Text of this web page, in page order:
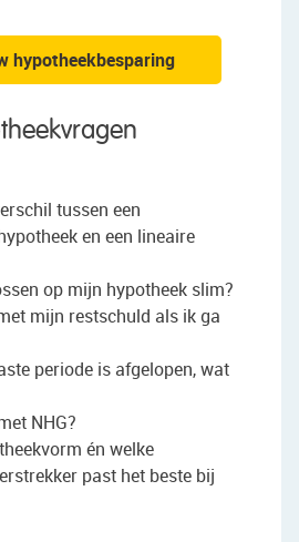
hypotheekbesparing
tussen een
en een lineaire
op mijn hypotheek slim?
mijn restschuld als ik ga
periode is afgelopen, wat
NHG?
én welke
past het beste bij